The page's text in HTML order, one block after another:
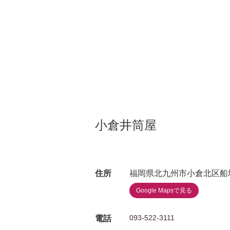
小倉井筒屋
住所 福岡県北九州市小倉北区船
Google Mapsで見る
電話 093-522-3111